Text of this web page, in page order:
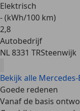
Elektrisch
- (kWh/100 km)
2,8
Autobedrijf
NL 8331 TRSteenwijk
Bekijk alle
Goede redenen
Vanaf de basis